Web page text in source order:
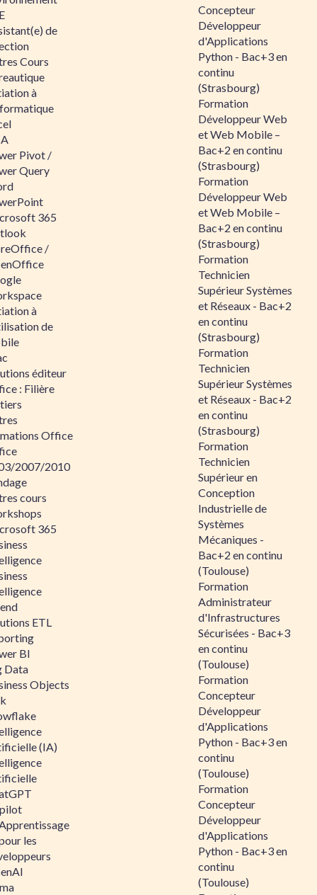
de
Cours
à
Pivot /
Query
365
/
à
de
éditeur
: Filière
Office
2007/2010
cours
365
ETL
BI
Data
Objects
(IA)
les
Concepteur
Développeur
d'Applications
Python - Bac+3 en
continu
(Strasbourg)
Formation
Développeur Web
et Web Mobile –
Bac+2 en continu
(Strasbourg)
Formation
Développeur Web
et Web Mobile –
Bac+2 en continu
(Strasbourg)
Formation
Technicien
Supérieur Systèmes
et Réseaux - Bac+2
en continu
(Strasbourg)
Formation
Technicien
Supérieur Systèmes
et Réseaux - Bac+2
en continu
(Strasbourg)
Formation
Technicien
Supérieur en
Conception
Industrielle de
Systèmes
Mécaniques -
Bac+2 en continu
(Toulouse)
Formation
Administrateur
d'Infrastructures
Sécurisées - Bac+3
en continu
(Toulouse)
Formation
Concepteur
Développeur
d'Applications
Python - Bac+3 en
continu
(Toulouse)
Formation
Concepteur
Développeur
d'Applications
Python - Bac+3 en
continu
(Toulouse)